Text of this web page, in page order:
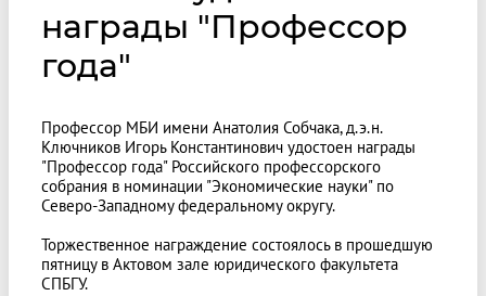
награды "Профессор
года"
Профессор МБИ имени Анатолия Собчака, д.э.н.
Ключников Игорь Константинович удостоен награды
"Профессор года" Российского профессорского
собрания в номинации "Экономические науки" по
Северо-Западному федеральному округу.
Торжественное награждение состоялось в прошедшую
пятницу в Актовом зале юридического факультета
СПБГУ.